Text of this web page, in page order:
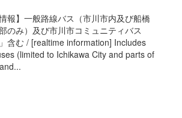
報】一般路線バス（市川市内及び船橋
のみ）及び市川市コミュニティバス
含む / [realtime information] Includes
(limited to Ichikawa City and parts of